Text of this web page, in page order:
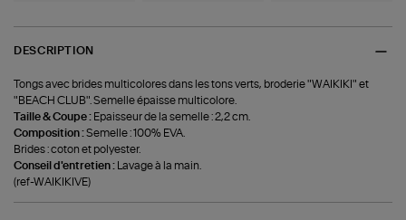
DESCRIPTION
Tongs avec brides multicolores dans les tons verts, broderie "WAIKIKI" et
"BEACH CLUB". Semelle épaisse multicolore.
Taille & Coupe : Epaisseur de la semelle : 2,2 cm.
Composition :Semelle : 100% EVA.
Brides : coton et polyester.
Conseil d'entretien :
Lavage à la main.
(ref-WAIKIKIVE)